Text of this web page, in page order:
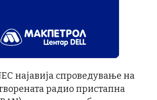
најавија спроведување на
радио пристапна